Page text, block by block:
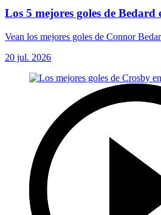
Los 5 mejores goles de Bedard
Vean los mejores goles de Connor
20 jul. 2026